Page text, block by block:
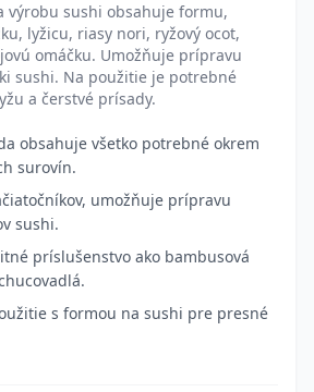
výrobu sushi obsahuje formu,
lyžicu, riasy nori, ryžový ocot,
omáčku. Umožňuje prípravu
sushi. Na použitie je potrebné
a čerstvé prísady.
obsahuje všetko potrebné okrem
surovín.
umožňuje prípravu
sushi.
príslušenstvo ako bambusová
s formou na sushi pre presné